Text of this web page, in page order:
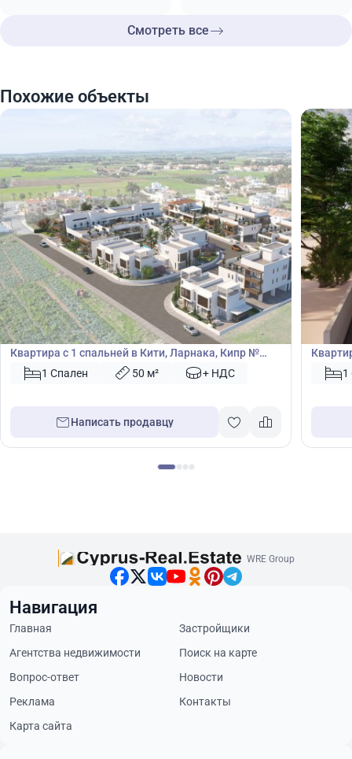
Смотреть все
Похожие объекты
€185 000
Квартира
Квартира с 1 спальней в Кити, Ларнака, Кипр №
438811 Спален 50 м² + НДС
Написать продавцу
€185
1
WRE Group
Навигация
Главная
Застройщики
Агентства недвижимости
Поиск на карте
Вопрос-ответ
Новости
Реклама
Контакты
Карта сайта